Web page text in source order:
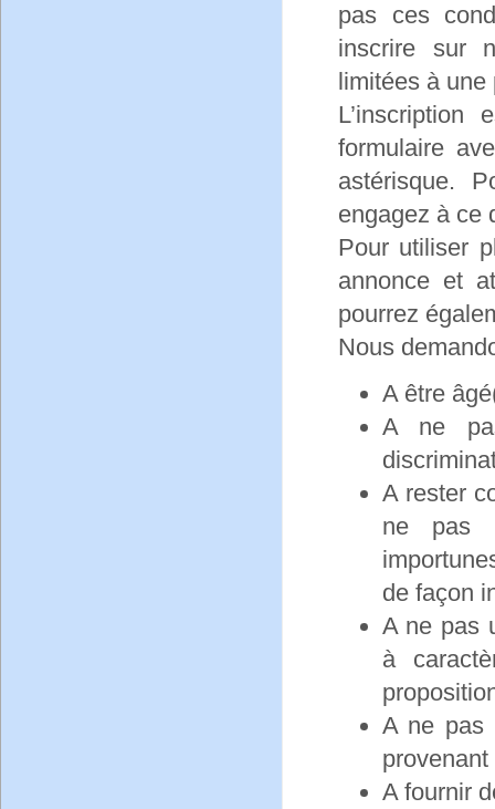
pas ces
inscrire sur
limitées à une
formulaire
astérisque.
engagez à ce
Pour utiliser
annonce et
pourrez
Nous
A être
A ne
A rester
ne pas
de façon
A ne pas
à
A ne pas
provenant
A fournir